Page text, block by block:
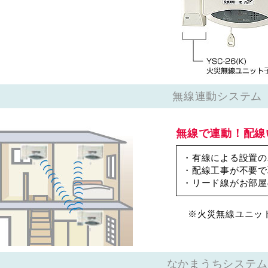
無線連動システム
無線で連動！配
・有線による設置
・配線工事が不要
・リード線がお部
※火災無線ユニッ
なかまうちシステム